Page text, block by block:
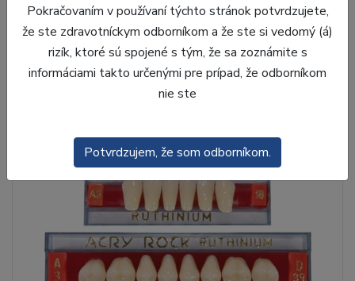
Pokračovaním v používaní týchto stránok potvrdzujete,
že ste zdravotníckym odborníkom a že ste si vedomý (á)
rizík, ktoré sú spojené s tým, že sa zoznámite s
informáciami takto určenými pre prípad, že odborníkom
nie ste
Potvrdzujem, že som odborníkom.